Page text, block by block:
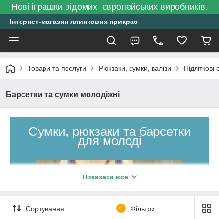
Нові іграшки відомих європейських виробників.
Інтернет-магазин ялинкових прикрас
Товари та послуги Рюкзаки, сумки, валізи
Барсетки та сумки молодіжні
Сумки, рюкзаки та барсетки
для молоді
Показати все
Сортування 0 Фільтри